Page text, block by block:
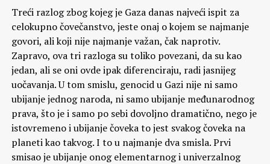
Treći razlog zbog kojeg je Gaza danas najveći ispit za
celokupno čovečanstvo, jeste onaj o kojem se najmanje
govori, ali koji nije najmanje važan, čak naprotiv.
Zapravo, ova tri razloga su toliko povezani, da su kao
jedan, ali se oni ovde ipak diferenciraju, radi jasnijeg
uočavanja. U tom smislu, genocid u Gazi nije ni samo
ubijanje jednog naroda, ni samo ubijanje međunarodnog
prava, što je i samo po sebi dovoljno dramatično, nego je
istovremeno i ubijanje čoveka to jest svakog čoveka na
planeti kao takvog. I to u najmanje dva smisla. Prvi
smisao je ubijanje onog elementarnog i univerzalnog